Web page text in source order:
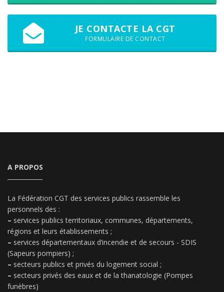
JE CONTACTE LA CGT
FORMULAIRE DE CONTACT
A PROPOS
La Fédération CGT des services publics rassemble les
personnels des :
– services publics territoriaux, communes, départements,
régions et leurs établissements ;
– services départementaux d’incendie et de secours - SDIS
(Sapeurs pompiers) ;
– secteurs publics et privés du logement social ;
– secteurs privés des eaux et de la thanatologie (Pompes
funèbres)